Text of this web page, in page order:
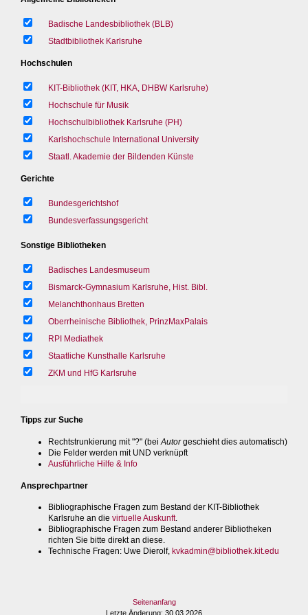
Badische Landesbibliothek (BLB)
Stadtbibliothek Karlsruhe
Hochschulen
KIT-Bibliothek (KIT, HKA, DHBW Karlsruhe)
Hochschule für Musik
Hochschulbibliothek Karlsruhe (PH)
Karlshochschule International University
Staatl. Akademie der Bildenden Künste
Gerichte
Bundesgerichtshof
Bundesverfassungsgericht
Sonstige Bibliotheken
Badisches Landesmuseum
Bismarck-Gymnasium Karlsruhe, Hist. Bibl.
Melanchthonhaus Bretten
Oberrheinische Bibliothek, PrinzMaxPalais
RPI Mediathek
Staatliche Kunsthalle Karlsruhe
ZKM und HfG Karlsruhe
Tipps zur Suche
Rechtstrunkierung mit "?" (bei Autorgeschieht dies automatisch)
Die Felder werden mit UND verknüpft
Ausführliche Hilfe & Info
Ansprechpartner
Bibliographische Fragen zum Bestand der KIT-Bibliothek
Karlsruhe an die virtuelle Auskunft.
Bibliographische Fragen zum Bestand anderer Bibliotheken
richten Sie bitte direkt an diese.
Technische Fragen: Uwe Dierolf, kvkadmin@bibliothek.kit.edu
Seitenanfang
Letzte Änderung: 30.03.2026